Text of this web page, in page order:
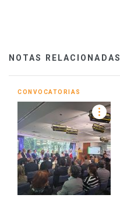
NOTAS RELACIONADAS
CONVOCATORIAS